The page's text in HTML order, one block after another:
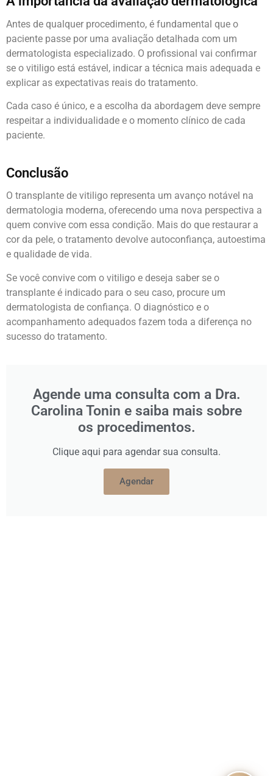
Antes de qualquer procedimento, é fundamental que o
paciente passe por uma avaliação detalhada com um
dermatologista especializado. O profissional vai confirmar
se o vitiligo está estável, indicar a técnica mais adequada e
explicar as expectativas reais do tratamento.
Cada caso é único, e a escolha da abordagem deve sempre
respeitar a individualidade e o momento clínico de cada
paciente.
Conclusão
O transplante de vitiligo representa um avanço notável na
dermatologia moderna, oferecendo uma nova perspectiva a
quem convive com essa condição. Mais do que restaurar a
cor da pele, o tratamento devolve autoconfiança, autoestima
e qualidade de vida.
Se você convive com o vitiligo e deseja saber se o
transplante é indicado para o seu caso, procure um
dermatologista de confiança. O diagnóstico e o
acompanhamento adequados fazem toda a diferença no
sucesso do tratamento.
Agende uma consulta com a Dra.
Carolina Tonin e saiba mais sobre
os procedimentos.
Clique aqui para agendar sua consulta.
Agendar